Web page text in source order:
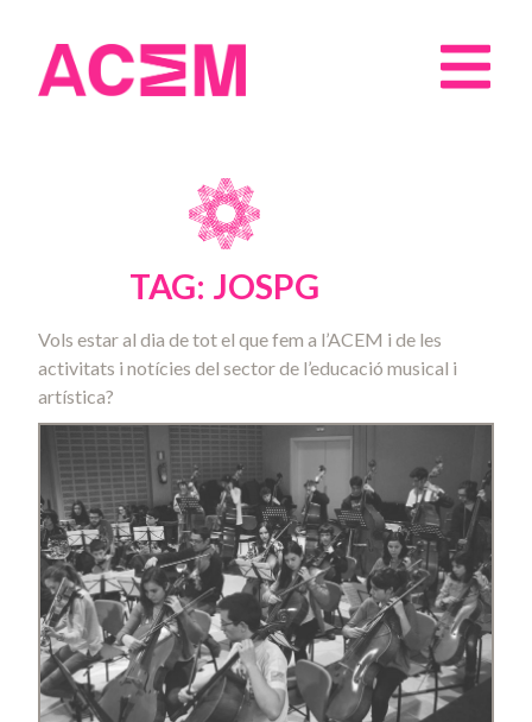
TAG: JOSPG
Vols estar al dia de tot el que fem a l’ACEM i de les
activitats i notícies del sector de l’educació musical i
artística?